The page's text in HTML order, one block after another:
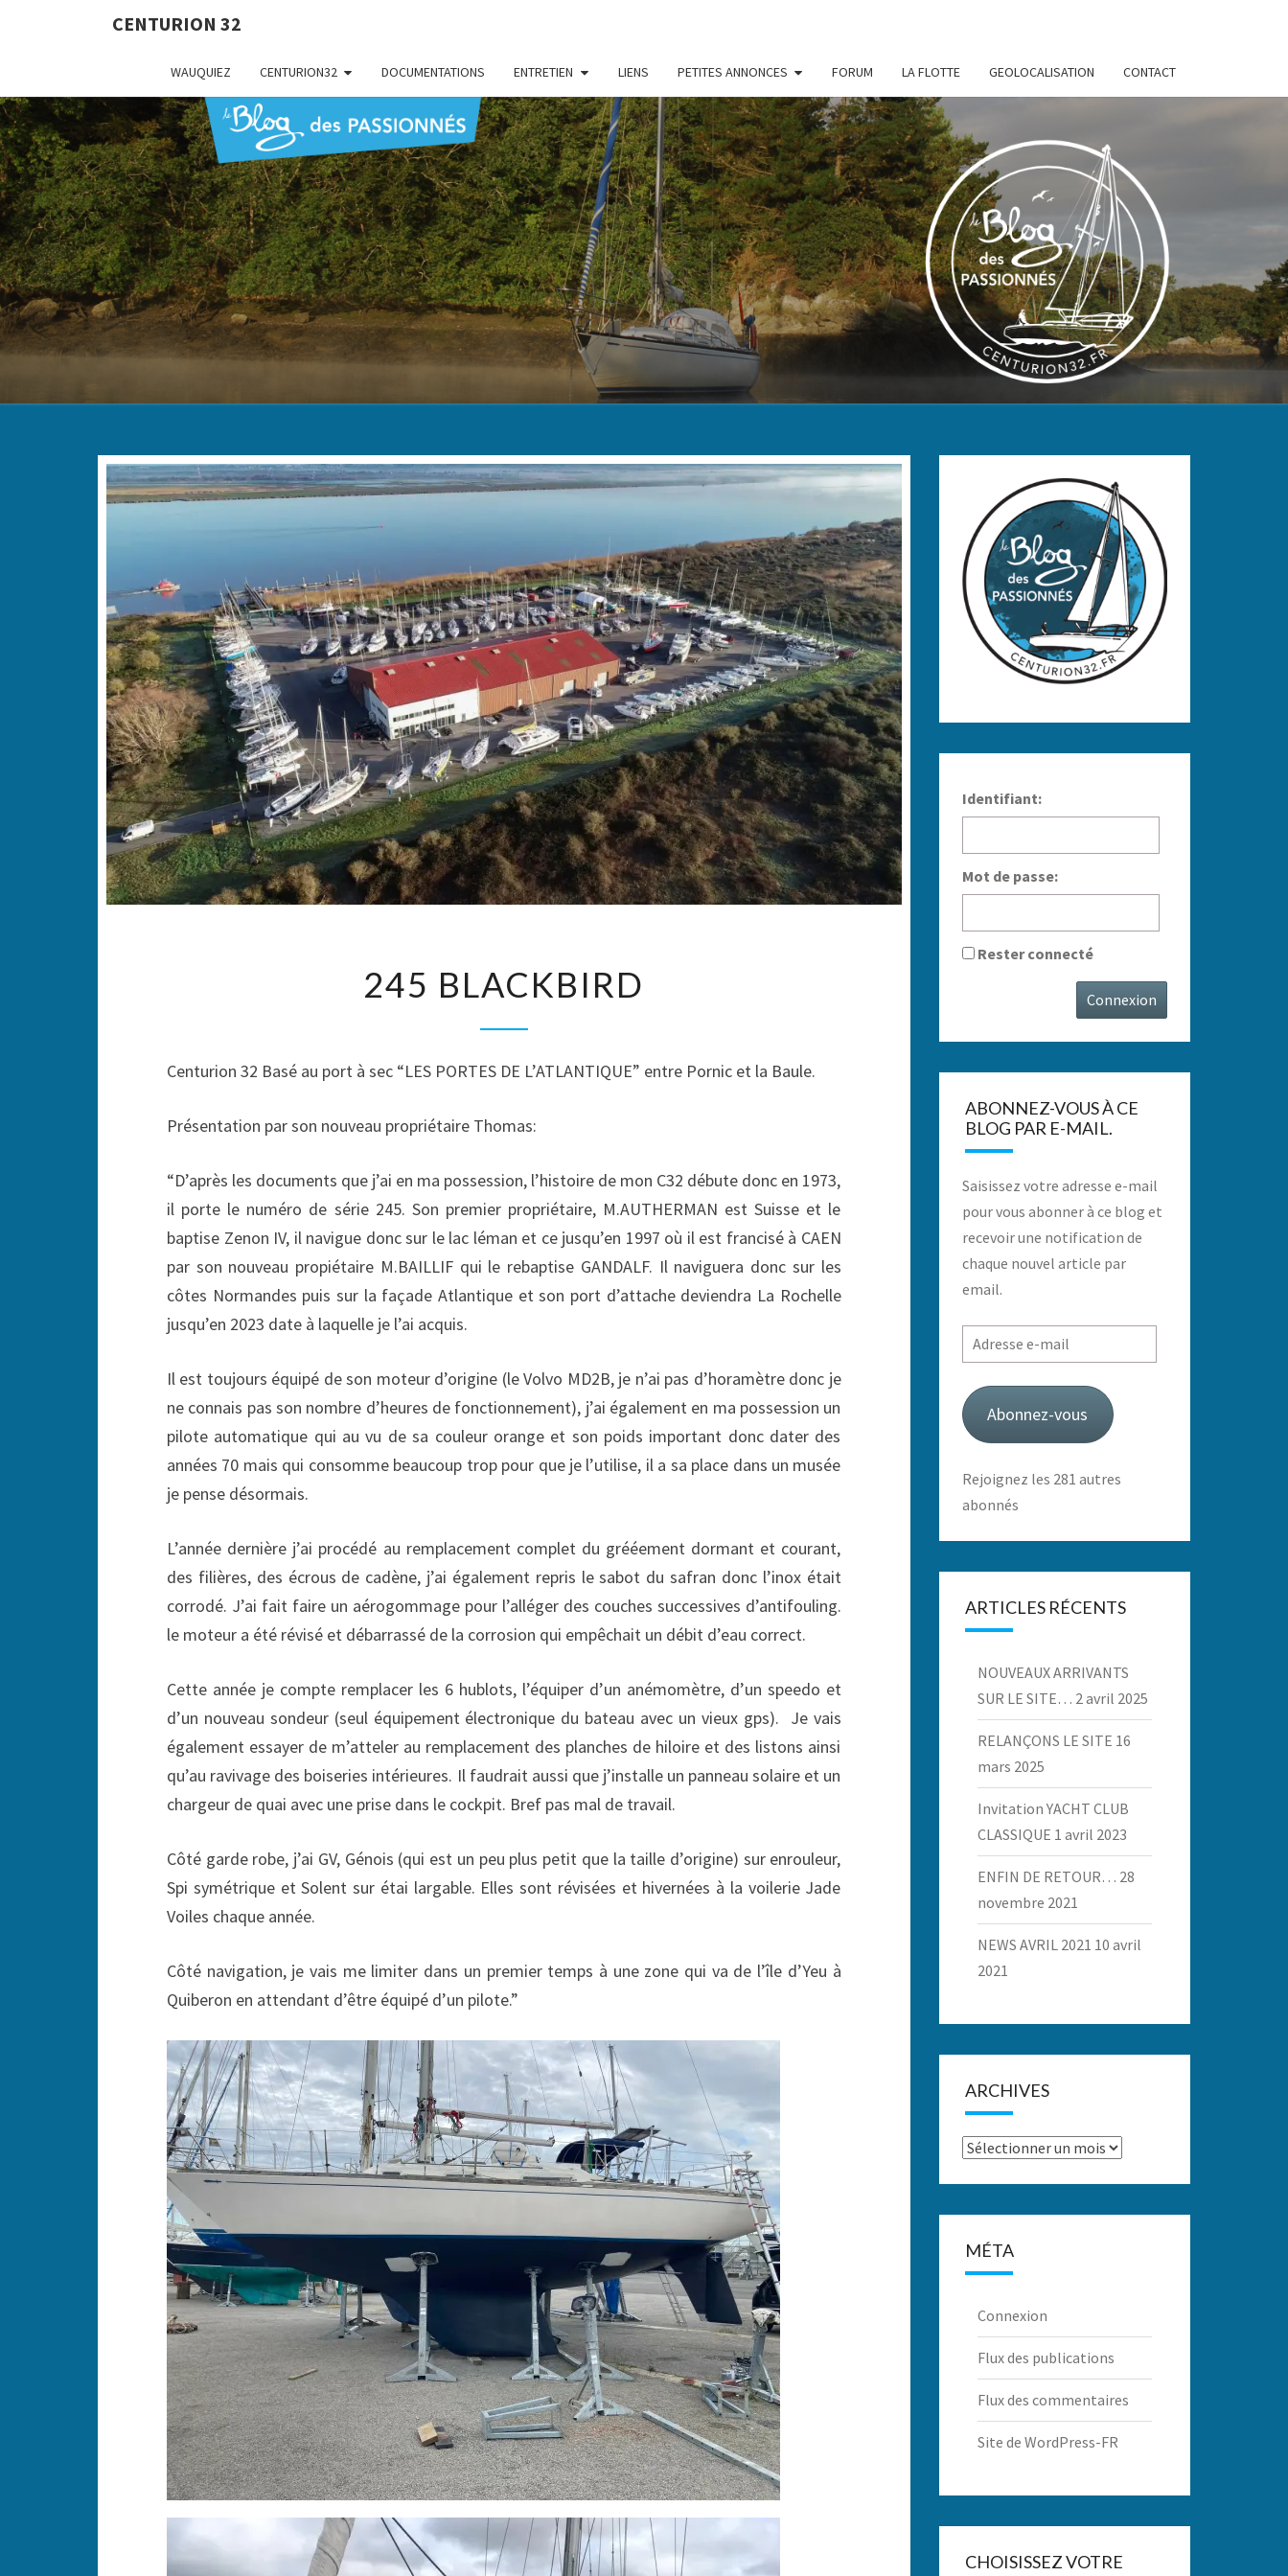
CENTURION 32
WAUQUIEZ CENTURION32 DOCUMENTATIONS ENTRETIEN LIENS PETITES ANNONCES FORUM LA FLOTTE GEOLOCALISATION CONTACT
CENTURION
32
Le Blog
Des
Passionnés
BLACKBIRD
245 BLACKBIRD
Centurion 32 Basé au port à sec “LES PORTES DE L’ATLANTIQUE” entre Pornic et la Baule.
Présentation par son nouveau propriétaire Thomas:
“D’après les documents que j’ai en ma possession, l’histoire de mon C32 débute donc en 1973,
il porte le numéro de série 245. Son premier propriétaire, M.AUTHERMAN est Suisse et le
baptise Zenon IV, il navigue donc sur le lac léman et ce jusqu’en 1997 où il est francisé à CAEN
par son nouveau propiétaire M.BAILLIF qui le rebaptise GANDALF. Il naviguera donc sur les
côtes Normandes puis sur la façade Atlantique et son port d’attache deviendra La Rochelle
jusqu’en 2023 date à laquelle je l’ai acquis.
Il est toujours équipé de son moteur d’origine (le Volvo MD2B, je n’ai pas d’horamètre donc je
ne connais pas son nombre d’heures de fonctionnement), j’ai également en ma possession un
pilote automatique qui au vu de sa couleur orange et son poids important donc dater des
années 70 mais qui consomme beaucoup trop pour que je l’utilise, il a sa place dans un musée
je pense désormais.
L’année dernière j’ai procédé au remplacement complet du grééement dormant et courant,
des filières, des écrous de cadène, j’ai également repris le sabot du safran donc l’inox était
corrodé. J’ai fait faire un aérogommage pour l’alléger des couches successives d’antifouling.
le moteur a été révisé et débarrassé de la corrosion qui empêchait un débit d’eau correct.
Cette année je compte remplacer les 6 hublots, l’équiper d’un anémomètre, d’un speedo et
d’un nouveau sondeur (seul équipement électronique du bateau avec un vieux gps). Je vais
également essayer de m’atteler au remplacement des planches de hiloire et des listons ainsi
qu’au ravivage des boiseries intérieures. Il faudrait aussi que j’installe un panneau solaire et un
chargeur de quai avec une prise dans le cockpit. Bref pas mal de travail.
Côté garde robe, j’ai GV, Génois (qui est un peu plus petit que la taille d’origine) sur enrouleur,
Spi symétrique et Solent sur étai largable. Elles sont révisées et hivernées à la voilerie Jade
Voiles chaque année.
Côté navigation, je vais me limiter dans un premier temps à une zone qui va de l’île d’Yeu à
Quiberon en attendant d’être équipé d’un pilote.”
Identifiant:
Mot de passe:
Rester connecté
Connexion
ABONNEZ-VOUS À CE
BLOG PAR E-MAIL.
Saisissez votre adresse e-mail
pour vous abonner à ce blog et
recevoir une notification de
chaque nouvel article par
email.
Adresse
e-
mail
Abonnez-vous
Rejoignez les 281 autres
abonnés
ARTICLES RÉCENTS
NOUVEAUX ARRIVANTS
SUR LE SITE… 2 avril 2025
RELANÇONS LE SITE 16
mars 2025
Invitation YACHT CLUB
CLASSIQUE 1 avril 2023
ENFIN DE RETOUR… 28
novembre 2021
NEWS AVRIL 2021 10 avril
2021
ARCHIVES
Archives
MÉTA
Connexion
Flux des publications
Flux des commentaires
Site de WordPress-FR
CHOISISSEZ VOTRE